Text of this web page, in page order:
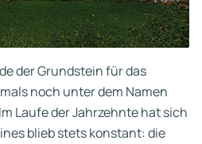
der Grundstein für das
noch unter dem Namen
Laufe der Jahrzehnte hat sich
blieb stets konstant: die